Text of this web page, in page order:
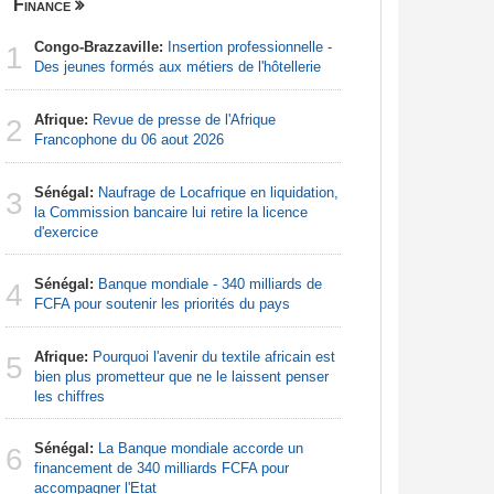
Finance
1 Congo-Brazzaville: Insertion professionnelle -
Des jeunes formés aux métiers de l'hôtellerie
2 Afrique: Revue de presse de l'Afrique
Francophone du 06 aout 2026
3 Sénégal: Naufrage de Locafrique en liquidation,
la Commission bancaire lui retire la licence
d'exercice
4 Sénégal: Banque mondiale - 340 milliards de
FCFA pour soutenir les priorités du pays
5 Afrique: Pourquoi l'avenir du textile africain est
bien plus prometteur que ne le laissent penser
les chiffres
6 Sénégal: La Banque mondiale accorde un
financement de 340 milliards FCFA pour
accompagner l'Etat